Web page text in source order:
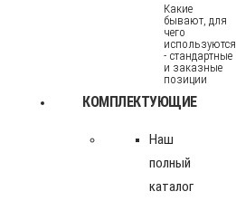
Какие
бывают, для
чего
используются
- стандартные
и заказные
позиции
КОМПЛЕКТУЮЩИЕ
Наш
полный
каталог